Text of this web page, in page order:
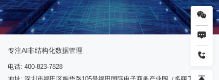
专注AI非结构化数据管理
电话: 400-823-7828